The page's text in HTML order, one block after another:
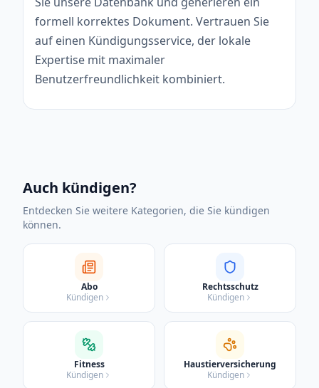
formell korrektes Dokument. Vertrauen Sie
auf einen Kündigungsservice, der lokale
Expertise mit maximaler
Benutzerfreundlichkeit kombiniert.
Auch kündigen?
Entdecken Sie weitere Kategorien, die Sie kündigen
können.
Abo
Kündigen
Rechtsschutz
Kündigen
Fitness
Kündigen
Haustierversicherung
Kündigen